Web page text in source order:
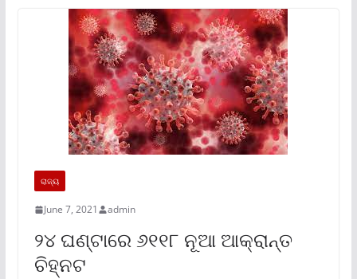
ରାଜ୍ୟ
June 7, 2021 admin
୨୪ ଘଣ୍ଟାରେ ୬୧୧୮ ନୂଆ ଆକ୍ରାନ୍ତ
ଚିହ୍ନଟ